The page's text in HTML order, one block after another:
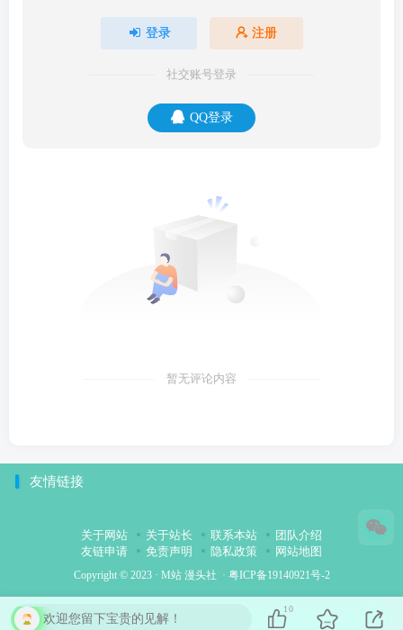
登录 注册
社交账号登录
QQ登录
暂无评论内容
友情链接
关于网站 关于站长 联系本站
团队介绍
友链申请
免责声明 隐私政策 网站地图
Copyright © 2023 · M站 漫头社 · 粤ICP备19140921号-2
欢迎您留下宝贵的见解！
10